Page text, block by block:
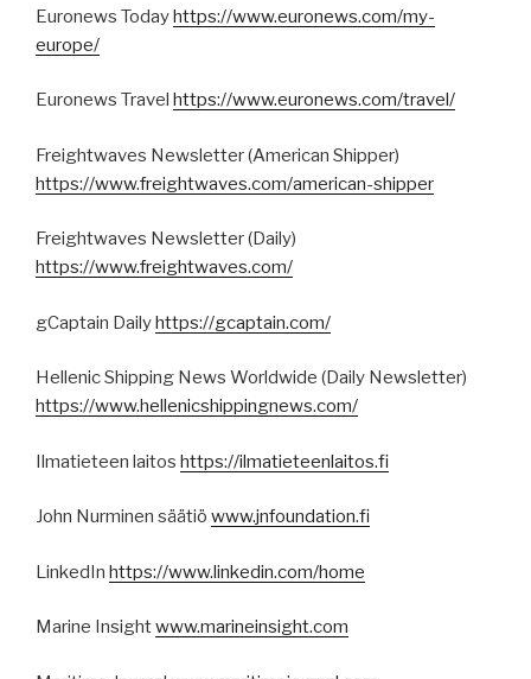
Euronews Todayhttps://www.euronews.com/my-
europe/
Euronews Travel https://www.euronews.com/travel/
Freightwaves Newsletter (American Shipper)
https://www.freightwaves.com/american-shipper
Freightwaves Newsletter (Daily)
https://www.freightwaves.com/
gCaptain Dailyhttps://gcaptain.com/
Hellenic Shipping News Worldwide (Daily Newsletter)
https://www.hellenicshippingnews.com/
Ilmatieteen laitos https://ilmatieteenlaitos.fi
John Nurminen säätiö www.jnfoundation.fi
LinkedIn https://www.linkedin.com/home
Marine Insightwww.marineinsight.com